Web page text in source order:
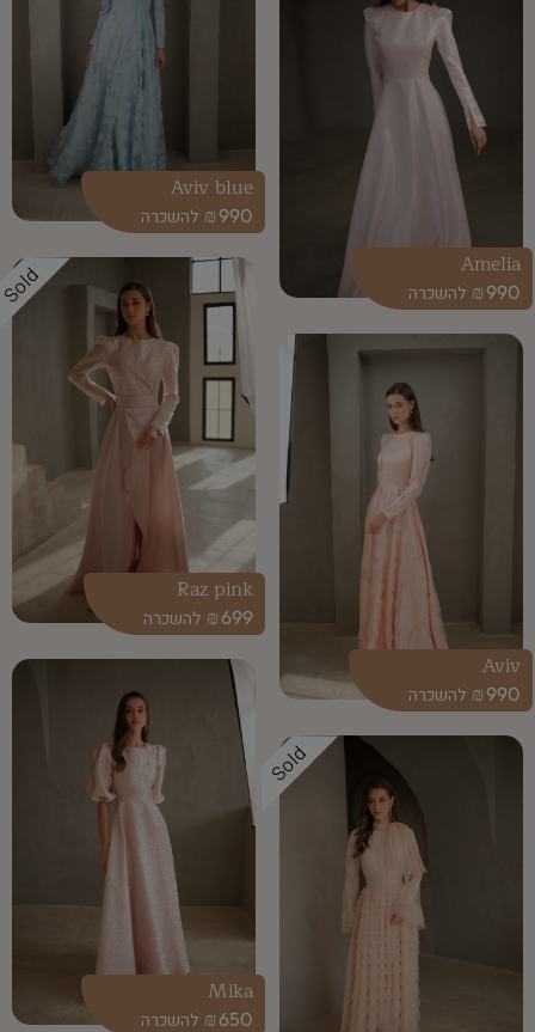
990
₪
Amelia
990
₪
Aviv blue
990
₪
Aviv
Sold
699
₪
Raz pink
Sold
650
₪
Mika